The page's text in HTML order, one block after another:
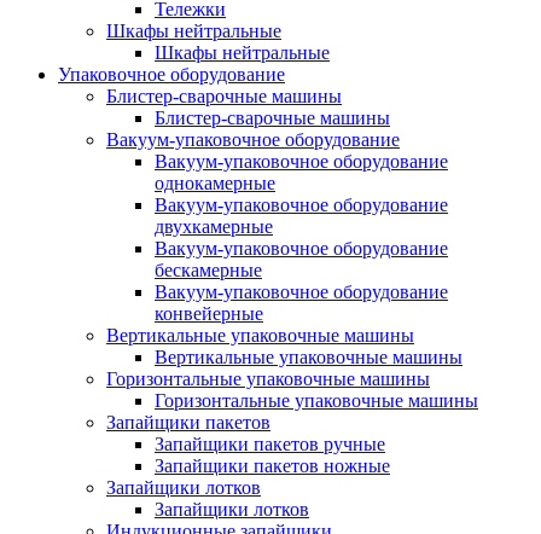
Тележки
Шкафы нейтральные
Шкафы нейтральные
Упаковочное оборудование
Блистер-сварочные машины
Блистер-сварочные машины
Вакуум-упаковочное оборудование
Вакуум-упаковочное оборудование
однокамерные
Вакуум-упаковочное оборудование
двухкамерные
Вакуум-упаковочное оборудование
беcкамерные
Вакуум-упаковочное оборудование
конвейерные
Вертикальные упаковочные машины
Вертикальные упаковочные машины
Горизонтальные упаковочные машины
Горизонтальные упаковочные машины
Запайщики пакетов
Запайщики пакетов ручные
Запайщики пакетов ножные
Запайщики лотков
Запайщики лотков